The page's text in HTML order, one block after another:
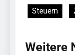
Steuern
Weitere